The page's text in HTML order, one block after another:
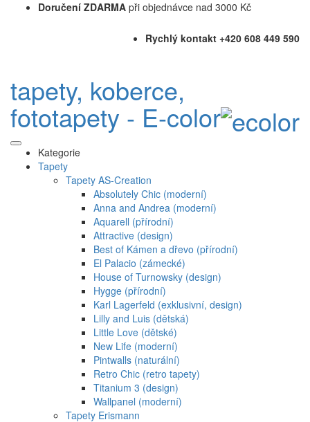
Doručení ZDARMA při objednávce nad 3000 Kč
Rychlý kontakt +420 608 449 590
tapety, koberce,
fototapety - E-color
Kategorie
Tapety
Tapety AS-Creation
Absolutely Chic (moderní)
Anna and Andrea (moderní)
Aquarell (přírodní)
Attractive (design)
Best of Kámen a dřevo (přírodní)
El Palacio (zámecké)
House of Turnowsky (design)
Hygge (přírodní)
Karl Lagerfeld (exklusivní, design)
Lilly and Luis (dětská)
Little Love (dětské)
New Life (moderní)
Pintwalls (naturální)
Retro Chic (retro tapety)
Titanium 3 (design)
Wallpanel (moderní)
Tapety Erismann